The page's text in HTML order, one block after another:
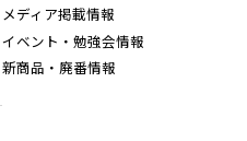
メディア掲載情報
イベント・勉強会情報
新商品・廃番情報